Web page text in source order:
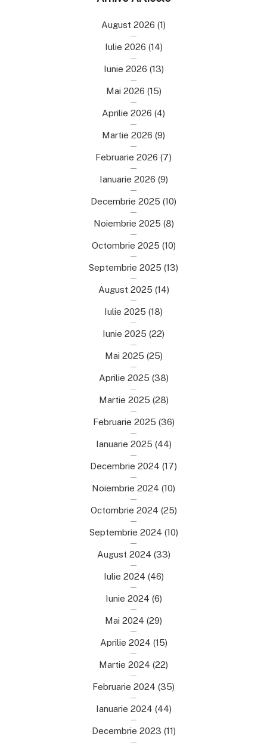
August 2026 (1)
Iulie 2026 (14)
Iunie 2026 (13)
Mai 2026 (15)
Aprilie 2026 (4)
Martie 2026 (9)
Februarie 2026 (7)
Ianuarie 2026 (9)
Decembrie 2025 (10)
Noiembrie 2025 (8)
Octombrie 2025 (10)
Septembrie 2025 (13)
August 2025 (14)
Iulie 2025 (18)
Iunie 2025 (22)
Mai 2025 (25)
Aprilie 2025 (38)
Martie 2025 (28)
Februarie 2025 (36)
Ianuarie 2025 (44)
Decembrie 2024 (17)
Noiembrie 2024 (10)
Octombrie 2024 (25)
Septembrie 2024 (10)
August 2024 (33)
Iulie 2024 (46)
Iunie 2024 (6)
Mai 2024 (29)
Aprilie 2024 (15)
Martie 2024 (22)
Februarie 2024 (35)
Ianuarie 2024 (44)
Decembrie 2023 (11)